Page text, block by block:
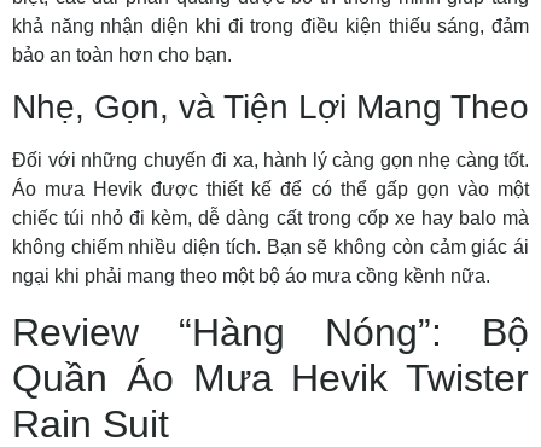
khả năng nhận diện khi đi trong điều kiện thiếu sáng, đảm
bảo an toàn hơn cho bạn.
Nhẹ, Gọn, và Tiện Lợi Mang Theo
Đối với những chuyến đi xa, hành lý càng gọn nhẹ càng tốt.
Áo mưa Hevik được thiết kế để có thể gấp gọn vào một
chiếc túi nhỏ đi kèm, dễ dàng cất trong cốp xe hay balo mà
không chiếm nhiều diện tích. Bạn sẽ không còn cảm giác ái
ngại khi phải mang theo một bộ áo mưa cồng kềnh nữa.
Review “Hàng Nóng”: Bộ
Quần Áo Mưa Hevik Twister
Rain Suit